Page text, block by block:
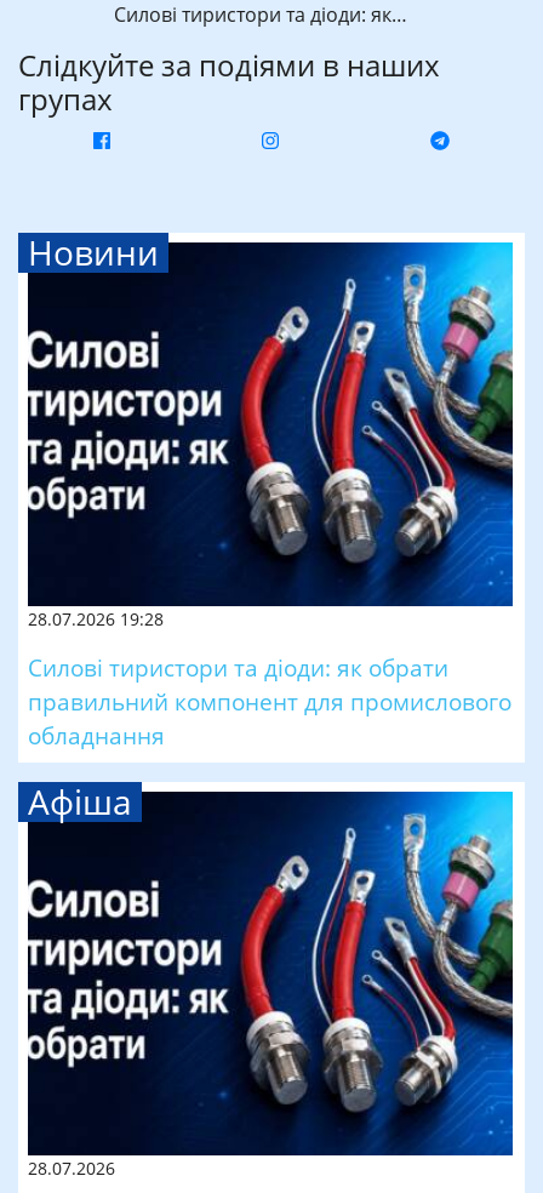
Силові тиристори та діоди: як…
Слідкуйте за подіями в наших
групах
Новини
28.07.2026 19:28
Силові тиристори та діоди: як обрати
правильний компонент для промислового
обладнання
Афіша
28.07.2026